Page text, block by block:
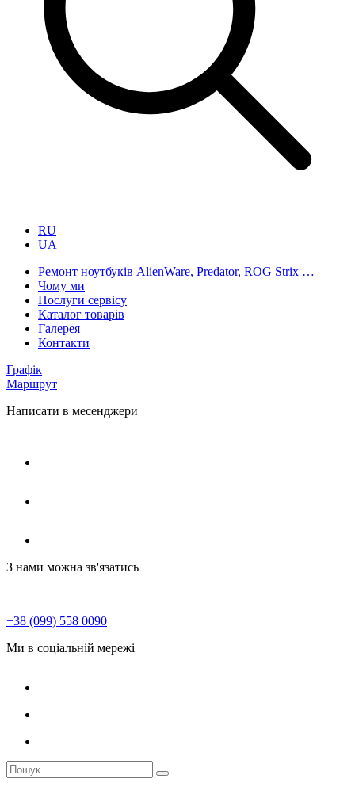
RU
UA
Ремонт ноутбуків AlienWare, Predator, ROG Strix …
Чому ми
Послуги сервісу
Каталог товарів
Галерея
Контакти
Графік
Маршрут
Написати в месенджери
З нами можна зв'язатись
+38 (099) 558 0090
Ми в соціальній мережі